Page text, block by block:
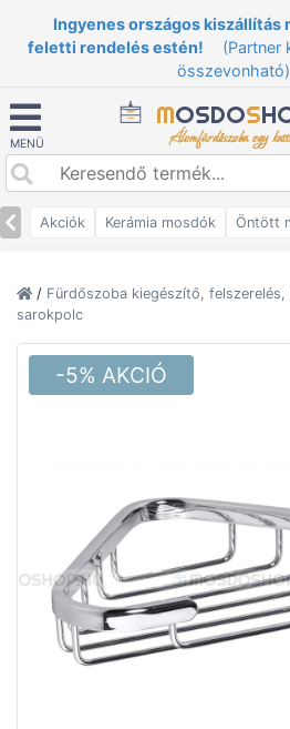
Ingyenes országos kiszállítás
feletti rendelés estén!
(Partner
összevonható)
MENÜ
MOSDOS
Álomfürdőszoba egy
Akciók Kerámia mosdók Öntött
/ Fürdőszoba kiegészítő, felszerelés,
sarokpolc
-5% AKCIÓ